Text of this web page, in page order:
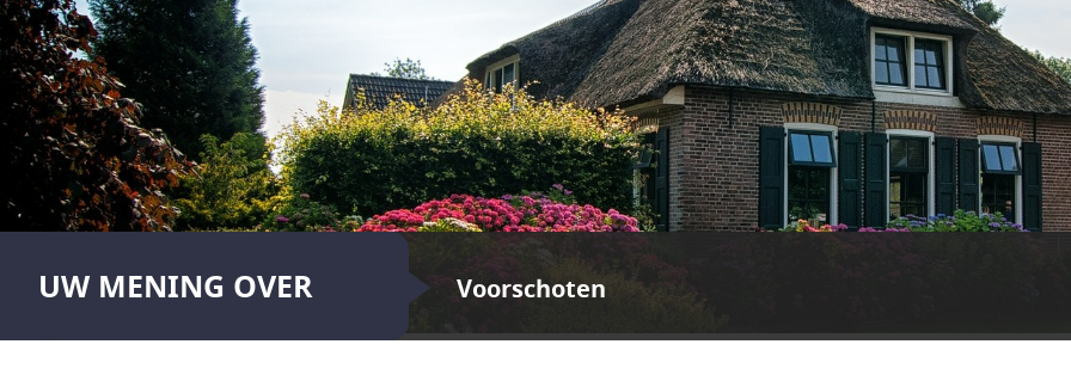
UW MENING OVER Voorschoten